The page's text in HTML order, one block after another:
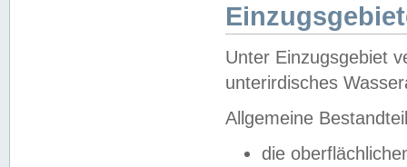
Unter Einzugsgebiet
unterirdisches
Allgemeine
die